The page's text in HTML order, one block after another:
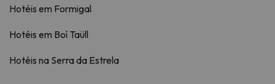
Hotéis em Formigal
Hotéis em Boí Taüll
Hotéis na Serra da Estrela